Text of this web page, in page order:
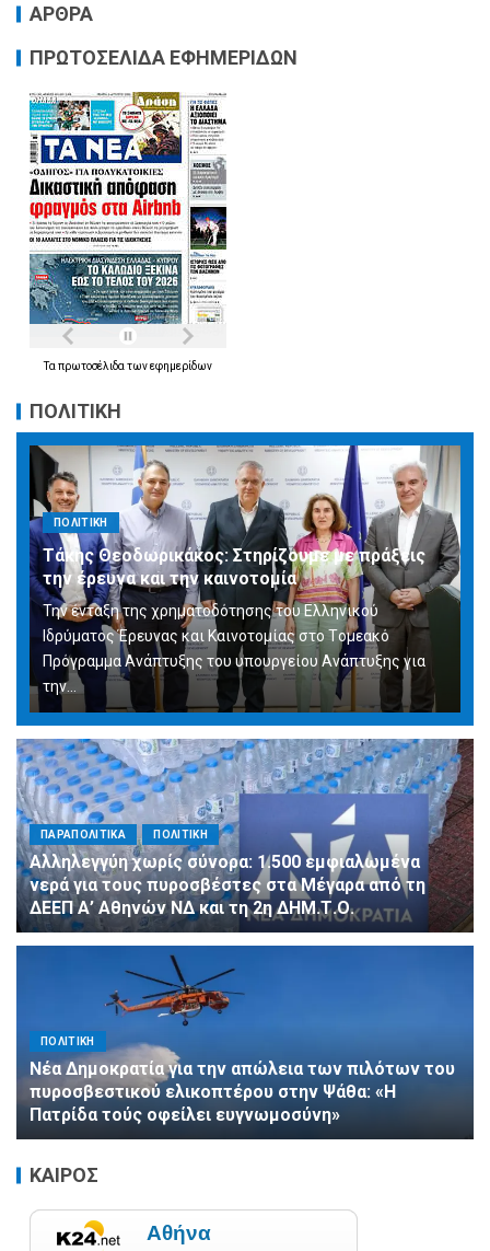
ΑΡΘΡΑ
ΠΡΩΤΟΣΕΛΙΔΑ ΕΦΗΜΕΡΙΔΩΝ
Τα πρωτοσέλιδα τωνεφημερίδων
ΠΟΛΙΤΙΚΗ
ΠΟΛΙΤΙΚΗ
Τάκης Θεοδωρικάκος: Στηρίζουμε με πράξεις
την έρευνα και την καινοτομία
Την ένταξη της χρηματοδότησης του Ελληνικού
Ιδρύματος Έρευνας και Καινοτομίας στο Tομεακό
Πρόγραμμα Ανάπτυξης του υπουργείου Ανάπτυξης για
την…
ΠΑΡΑΠΟΛΙΤΙΚΑ ΠΟΛΙΤΙΚΗ
Αλληλεγγύη χωρίς σύνορα: 1.500 εμφιαλωμένα
νερά για τους πυροσβέστες στα Μέγαρα από τη
ΔΕΕΠ Α’ Αθηνών ΝΔ και τη 2η ΔΗΜ.Τ.Ο.
ΠΟΛΙΤΙΚΗ
Νέα Δημοκρατία για την απώλεια των πιλότων του
πυροσβεστικού ελικοπτέρου στην Ψάθα: «Η
Πατρίδα τούς οφείλει ευγνωμοσύνη»
ΚΑΙΡΟΣ